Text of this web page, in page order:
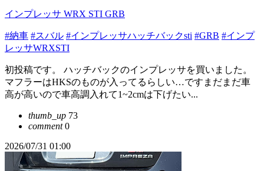
インプレッサ WRX STI GRB
#納車 #スバル #インプレッサハッチバックsti #GRB #インプ
レッサWRXSTI
初投稿です。 ハッチバックのインプレッサを買いました。
マフラーはHKSのものが入ってるらしい…ですまだまだ車
高が高いので車高調入れて1~2cmは下げたい...
thumb_up 73
comment0
2026/07/31 01:00